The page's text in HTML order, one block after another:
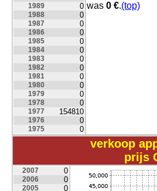
1989 0
1988 0
1987 0
1986 0
1985 0
1984 0
1983 0
1982 0
1981 0
1980 0
1979 0
1978 0
1977 154810
1976 0
1975 0
was 0 €.(top)
verkoop
prijs
2007 0
2006 0
2005 0